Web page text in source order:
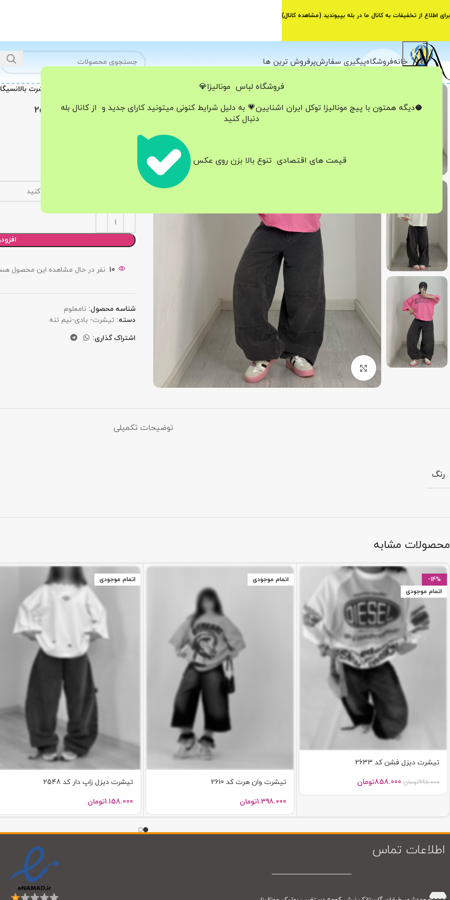
فروشگاه لباس مونالیزا💎
🥥دیگه همتون با پیج مونالیزا تو‌کل ایران اشنایین💗 به دلیل شرایط کنونی میتونید کارای جدید و از کانال بله
دنبال کنید
قیمت های اقتصادی تنوع بالا بزن روی عکس
خانهفروشگاهپیگیری سفارشپرفروش ترین ها
بزرگنمایی تصویر
تیشرت بالانسیگا
تیشرت بالانسیگا کد۲۵۷۴
10 نفر در حال مشاهده این محصول
شناسه محصول: نامعلوم
دسته: تیشرت- بادی-نیم تنه
اشتراک گذاری:
توضیحات تکمیلی
رنگ
محصولات مشابه
-14%
اتمام موجودی
تیشرت دیزل فشن کد 2633
998.000تومان 858.000تومان
اتمام موجودی
تیشرت وان هرت کد 2610
1.398.000تومان
اتمام موجودی
تیشرت دیزل زاپ دار کد 2548
1.158.000تومان
اطلاعات تماس
برای اطلاع از تخفیفات به کانال ما در بله بپیوندید (مشاهده کانال)